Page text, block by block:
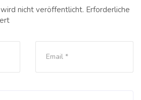
nicht veröffentlicht. Erforderliche